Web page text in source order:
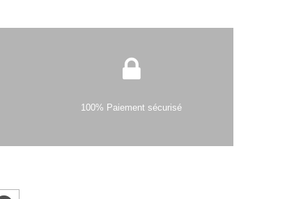
100% Paiement sécurisé